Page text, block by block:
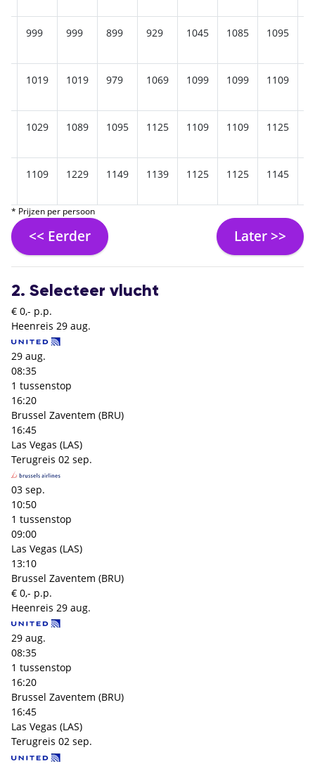
999 999 899 929 1045 1085 1095
1019 1019 979 1069 1099 1099 1109
1029 1089 1095 1125 1109 1109 1125
1109 1229 1149 1139 1125 1125 1145
* Prijzen per persoon
<< Eerder Later >>
2. Selecteer vlucht
€ 0,- p.p.
Heenreis 29 aug.
29 aug.
08:35
1 tussenstop
16:20
Brussel Zaventem (BRU)
16:45
Las Vegas (LAS)
Terugreis 02 sep.
03 sep.
10:50
1 tussenstop
09:00
Las Vegas (LAS)
13:10
Brussel Zaventem (BRU)
€ 0,- p.p.
Heenreis 29 aug.
29 aug.
08:35
1 tussenstop
16:20
Brussel Zaventem (BRU)
16:45
Las Vegas (LAS)
Terugreis 02 sep.